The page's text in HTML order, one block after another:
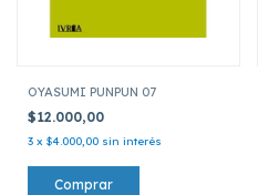
OYASUMI PUNPUN 07
$12.000,00
3 x $4.000,00 sin interés